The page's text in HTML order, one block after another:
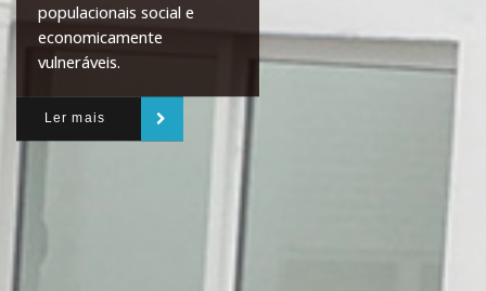
populacionais social e
economicamente
vulneráveis.
Ler mais